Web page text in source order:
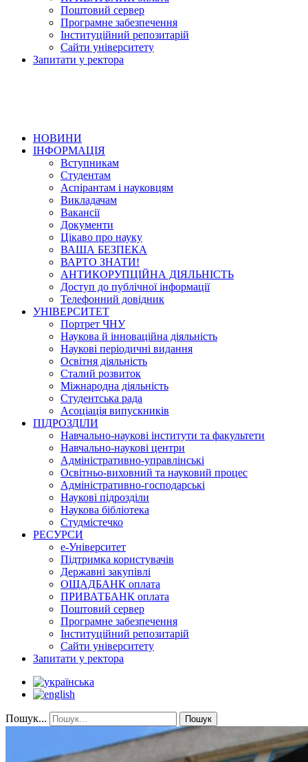
Поштовий сервер
Програмне забезпечення
Інституційний репозитарій
Сайти університету
Запитати у ректора
НОВИНИ
ІНФОРМАЦІЯ
Вступникам
Студентам
Аспірантам і науковцям
Викладачам
Вакансії
Документи
Цікаво про науку
ВАША БЕЗПЕКА
ВАРТО ЗНАТИ!
АНТИКОРУПЦІЙНА ДІЯЛЬНІСТЬ
Доступ до публічної інформації
Телефонний довідник
УНІВЕРСИТЕТ
Портрет ЧНУ
Наукова й інноваційна діяльність
Наукові періодичні видання
Освітня діяльність
Сталий розвиток
Міжнародна діяльність
Студентська рада
Асоціація випускників
ПІДРОЗДІЛИ
Навчально-наукові інститути та факультети
Навчально-наукові центри
Адміністративно-управлінські
Освітньо-виховний та науковий процес
Адміністративно-господарські
Наукові підрозділи
Наукова бібліотека
Студмістечко
РЕСУРСИ
е-Університет
Підтримка користувачів
Державні закупівлі
ОЩАДБАНК оплата
ПРИВАТБАНК оплата
Поштовий сервер
Програмне забезпечення
Інституційний репозитарій
Сайти університету
Запитати у ректора
Пошук... Пошук